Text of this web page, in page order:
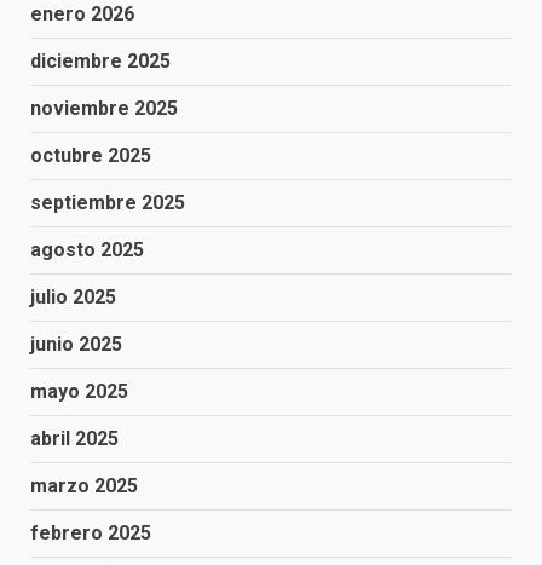
enero 2026
diciembre 2025
noviembre 2025
octubre 2025
septiembre 2025
agosto 2025
julio 2025
junio 2025
mayo 2025
abril 2025
marzo 2025
febrero 2025